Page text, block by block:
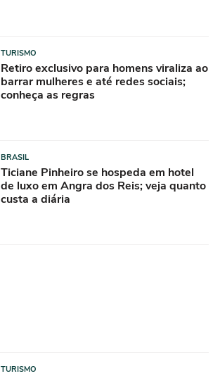
TURISMO
Retiro exclusivo para homens viraliza ao
barrar mulheres e até redes sociais;
conheça as regras
BRASIL
Ticiane Pinheiro se hospeda em hotel
de luxo em Angra dos Reis; veja quanto
custa a diária
TURISMO